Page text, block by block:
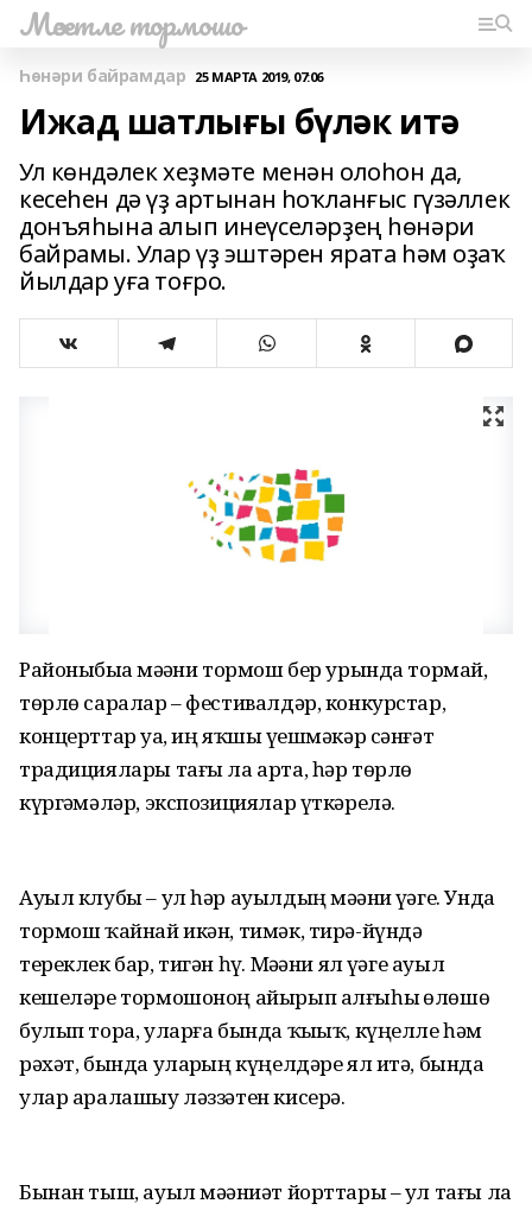
Мәсетле тормошо
Һөнәри байрамдар 25 МАРТА 2019, 07:06
Ижад шатлығы бүләк итә
Ул көндәлек хеҙмәте менән олоһон да,
кесеһен дә үҙ артынан һоҡланғыс гүзәллек
донъяһына алып инеүселәрҙең һөнәри
байрамы. Улар үҙ эштәрен ярата һәм оҙаҡ
йылдар уға тоғро.
Районыбыҙҙа мәҙәни тормош бер урында тормай,
төрлө саралар – фестивалдәр, конкурстар,
концерттар уҙа, иң яҡшы үҙешмәкәр сәнғәт
традициялары тағы ла арта, һәр төрлө
күргәҙмәләр, экспозициялар үткәрелә.
Ауыл клубы – ул һәр ауылдың мәҙәни үҙәге. Унда
тормош ҡайнай икән, тимәк, тирә-йүндә
тереклек бар, тигән һүҙ. Мәҙәни ял үҙәге ауыл
кешеләре тормошоноң айырып алғыһыҙ өлөшө
булып тора, уларға бында ҡыҙыҡ, күңелле һәм
рәхәт, бында уларҙың күңелдәре ял итә, бында
улар аралашыу ләззәтен кисерә.
Бынан тыш, ауыл мәҙәниәт йорттары – ул тағы ла